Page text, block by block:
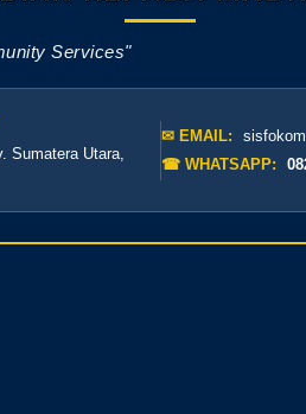
Services"
Sumatera Utara,
✉ EMAIL:
☎ WHATSAPP: